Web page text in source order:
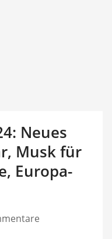
Neues
Musk für
Europa-